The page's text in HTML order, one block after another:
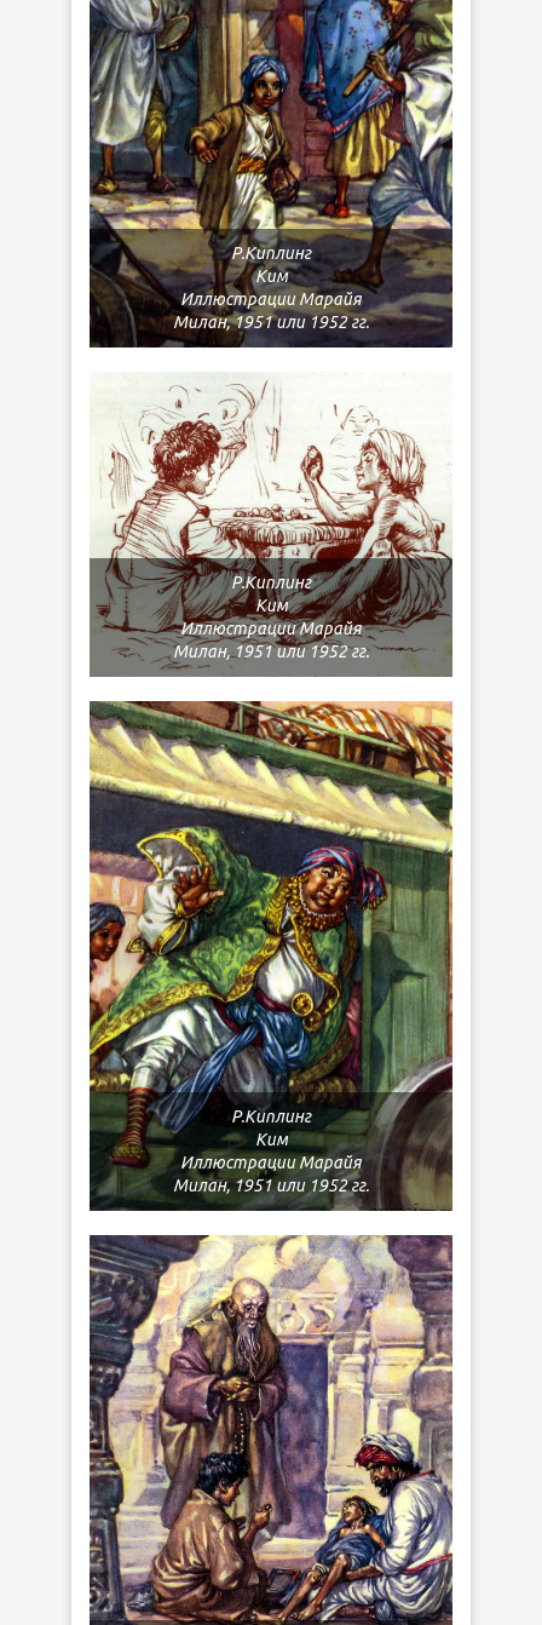
Р.Киплинг
Ким
Иллюстрации Марайя
Милан, 1951 или 1952 гг.
Р.Киплинг
Ким
Иллюстрации Марайя
Милан, 1951 или 1952 гг.
Р.Киплинг
Ким
Иллюстрации Марайя
Милан, 1951 или 1952 гг.